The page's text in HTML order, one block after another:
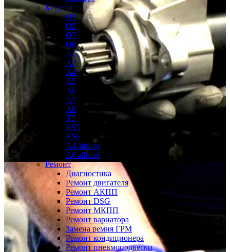
Модели
Q3
Q5
Q7
Q8
A1
A3
A4
A5
A6
A7
A8
TT
RS5
RS6
A4 allroad
A6 allroad
Ремонт
Диагностика
Ремонт двигателя
Ремонт АКПП
Ремонт DSG
Ремонт МКПП
Ремонт вариатора
Замена ремня ГРМ
Ремонт кондиционера
Ремонт пневмоподвески